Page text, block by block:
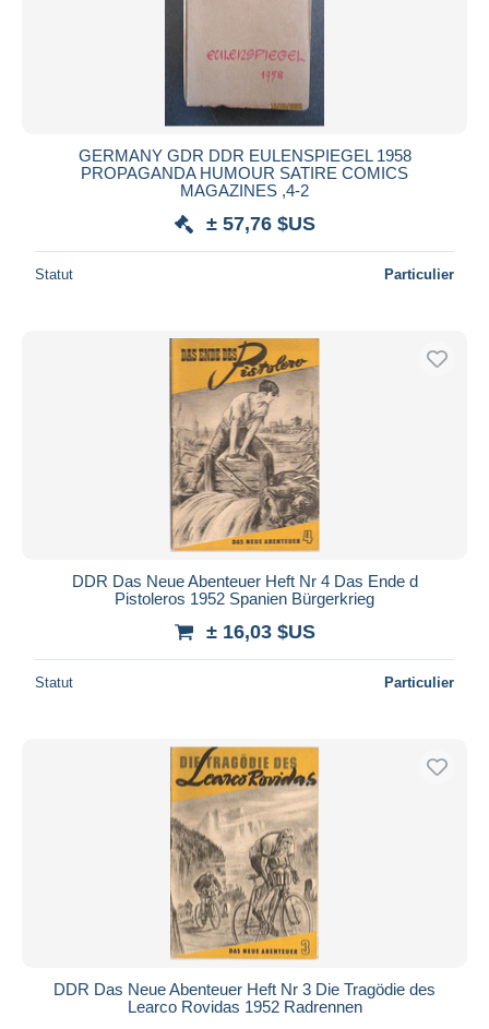
GERMANY GDR DDR EULENSPIEGEL 1958
PROPAGANDA HUMOUR SATIRE COMICS
MAGAZINES ,4-2
± 57,76 $US
Statut Particulier
DDR Das Neue Abenteuer Heft Nr 4 Das Ende d
Pistoleros 1952 Spanien Bürgerkrieg
± 16,03 $US
Statut Particulier
DDR Das Neue Abenteuer Heft Nr 3 Die Tragödie des
Learco Rovidas 1952 Radrennen